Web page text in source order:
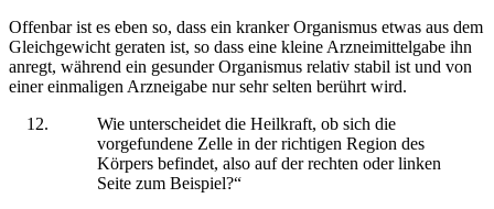
Offenbar ist es eben so, dass ein kranker Organismus etwas aus dem
Gleichgewicht geraten ist, so dass eine kleine Arzneimittelgabe ihn
anregt, während ein gesunder Organismus relativ stabil ist und von
einer einmaligen Arzneigabe nur sehr selten berührt wird.
Wie unterscheidet die Heilkraft, ob sich die
vorgefundene Zelle in der richtigen Region des
Körpers befindet, also auf der rechten oder linken
Seite zum Beispiel?“